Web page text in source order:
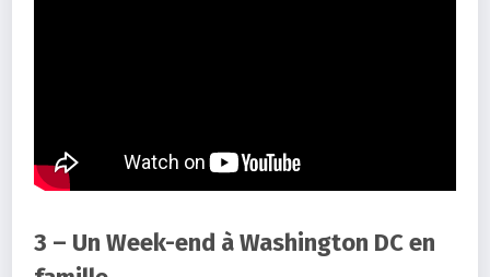
3 – Un Week-end à Washington DC en